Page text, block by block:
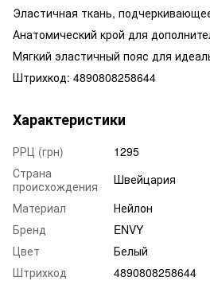
Эластичная ткань,
Анатомический крой для
Мягкий эластичный пояс для
Штрихкод: 4890808258644
Характеристики
РРЦ (грн)
1295
Страна
происхождения
Швейцария
Материал
Нейлон
Бренд
ENVY
Цвет
Белый
Штрихкод
4890808258644